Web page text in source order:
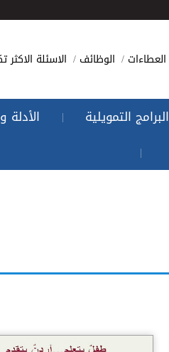
العطاءات الوظائف الاسئلة الاكثر
البرامج التمويلية |
|